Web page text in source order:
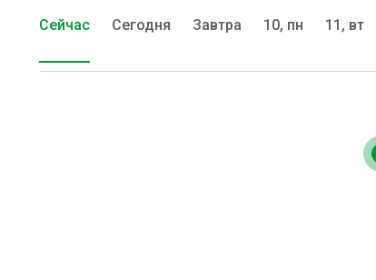
Сейчас Сегодня Завтра 10, пн 11, вт